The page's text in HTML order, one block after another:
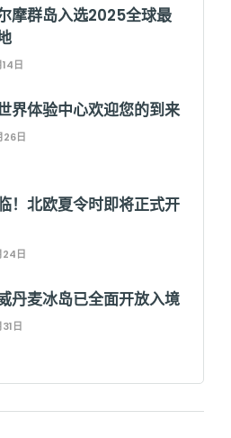
摩群岛入选2025全球最
日
界体验中心欢迎您的到来
26日
！北欧夏令时即将正式开
24日
丹麦冰岛已全面开放入境
日